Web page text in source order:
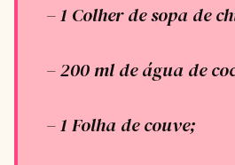
– 1 Colher de sopa de
– 200 ml de água de
– 1 Folha de couve;